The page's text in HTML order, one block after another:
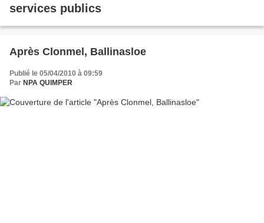
services publics
Après Clonmel, Ballinasloe
Publié le 05/04/2010 à 09:59
Par NPA QUIMPER